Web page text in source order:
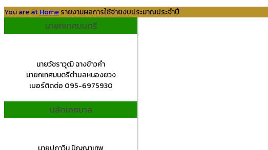
You are atHomeรายงานผลการใช้จ่ายงบประมาณประจำปี
นายกเทศมนตรี
นายวัชราวุฒิ ฉางข้าวคำ
นายกเทศมนตรีตำบลหนองยวง
เบอร์ติดต่อ 095-6975930
ปลัดเทศบาล